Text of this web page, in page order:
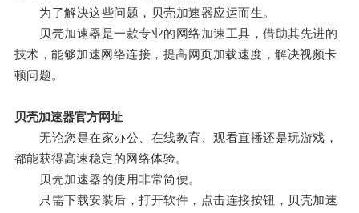
为了解决这些问题，贝壳加速器应运而生。
贝壳加速器是一款专业的网络加速工具，借助其先进的
技术，能够加速网络连接，提高网页加载速度，解决视频卡
顿问题。
贝壳加速器官方网址
无论您是在家办公、在线教育、观看直播还是玩游戏，
都能获得高速稳定的网络体验。
贝壳加速器的使用非常简便。
只需下载安装后，打开软件，点击连接按钮，贝壳加速